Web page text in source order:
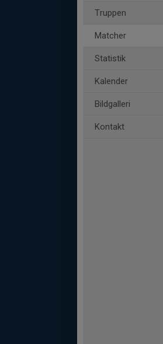
Truppen
Matcher
Statistik
Kalender
Bildgalleri
Kontakt